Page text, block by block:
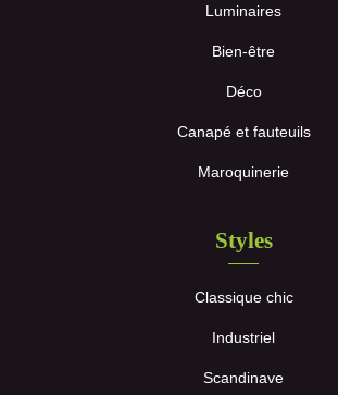
Luminaires
Bien-être
Déco
Canapé et fauteuils
Maroquinerie
Styles
Classique chic
Industriel
Scandinave